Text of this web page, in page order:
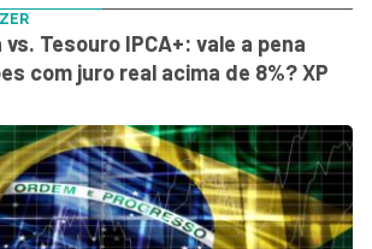
Tesouro IPCA+: vale a pena
com juro real acima de 8%? XP